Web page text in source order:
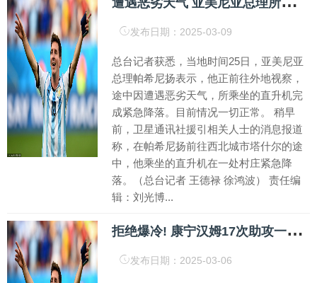
发布日期：2025-03-09
总台记者获悉，当地时间25日，亚美尼亚
总理帕希尼扬表示，他正前往外地视察，
途中因遭遇恶劣天气，所乘坐的直升机完
成紧急降落。目前情况一切正常。 稍早
前，卫星通讯社援引相关人士的消息报道
称，在帕希尼扬前往西北城市塔什尔的途
中，他乘坐的直升机在一处村庄紧急降
落。（总台记者 王德禄 徐鸿波） 责任编
辑：刘光博...
拒
绝爆冷! 康宁汉姆17次助攻一战封神, 哈达威27分, 活塞擒猛龙!
发布日期：2025-03-06